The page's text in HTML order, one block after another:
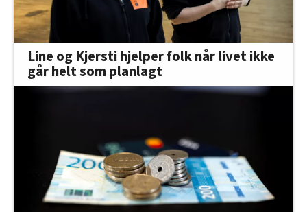
Line og Kjersti hjelper folk når livet ikke
går helt som planlagt